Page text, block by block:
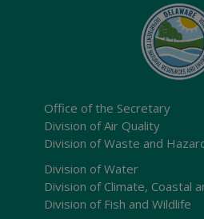
Office of the Secretary
Division of Air Quality
Division of Waste and
Division of Water
Division of Climate, Coastal
Division of Fish and Wildlife